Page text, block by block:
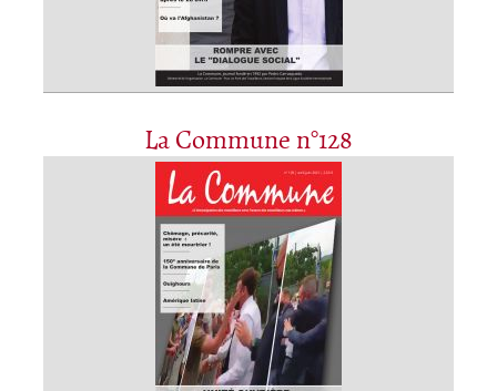
La Commune n°128